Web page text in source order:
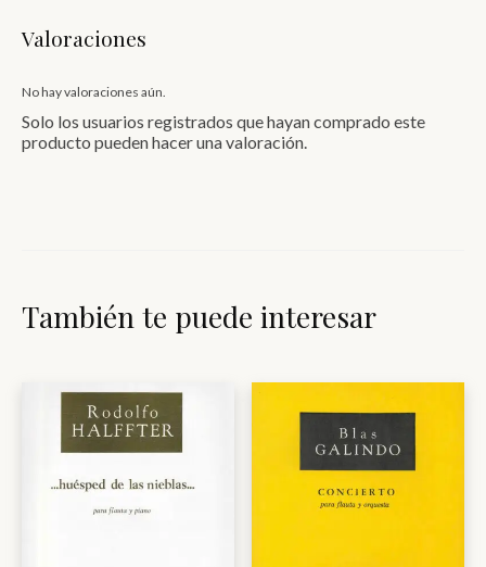
Valoraciones
No hay valoraciones aún.
Solo los usuarios registrados que hayan comprado este
producto pueden hacer una valoración.
También te puede interesar